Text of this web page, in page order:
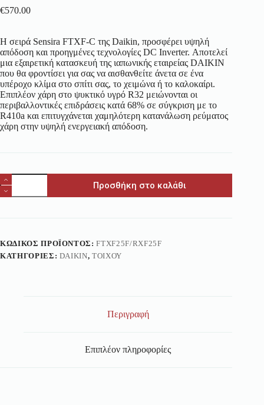
€570.00
H σειρά Sensira FTXF-C της Daikin, προσφέρει υψηλή
απόδοση και προηγμένες τεχνολογίες DC Inverter. Αποτελεί
μια εξαιρετική κατασκευή της ιαπωνικής εταιρείας DAIKIN
που θα φροντίσει για σας να αισθανθείτε άνετα σε ένα
υπέροχο κλίμα στο σπίτι σας, το χειμώνα ή το καλοκαίρι.
Επιπλέον χάρη στο ψυκτικό υγρό R32 μειώνονται οι
περιβαλλοντικές επιδράσεις κατά 68% σε σύγκριση με το
R410a και επιτυγχάνεται χαμηλότερη κατανάλωση ρεύματος
χάρη στην υψηλή ενεργειακή απόδοση.
Προσθήκη στο καλάθι
ΚΩΔΙΚΌΣ ΠΡΟΪΌΝΤΟΣ:FTXF25F/RXF25F
ΚΑΤΗΓΟΡΊΕΣ: DAIKIN,ΤΟΊΧΟΥ
Περιγραφή
Επιπλέον πληροφορίες